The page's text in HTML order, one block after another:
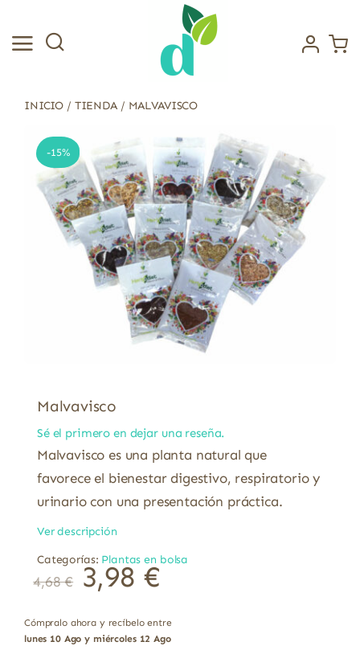
contenido
INICIO / TIENDA/ MALVAVISCO
-15%
Malvavisco
Sé el primero en dejar una reseña.
Malvavisco es una planta natural que
favorece el bienestar digestivo, respiratorio y
urinario con una presentación práctica.
Ver descripción
Categorías: Plantas en bolsa
4,68€ El
precio
era:
4,68 €.
3,98 €El
es:
3,98 €.
Cómpralo ahora y recíbelo entre
lunes 10 Ago y miércoles 12 Ago